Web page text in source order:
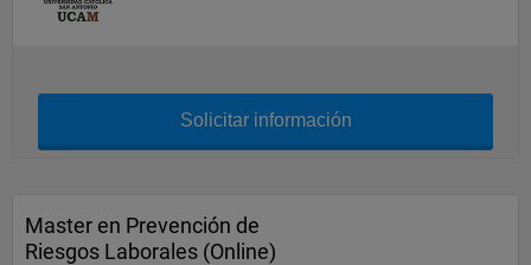
Solicitar información
Master en Prevención de
Riesgos Laborales (Online)